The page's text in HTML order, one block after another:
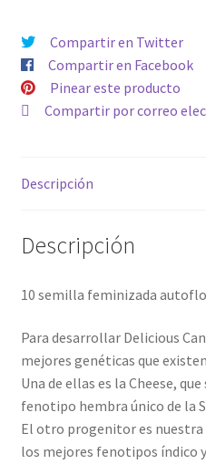
Compartir en Twitter
Compartir en Facebook
Pinear este producto
Compartir por correo
Descripción
Descripción
10 semilla feminizada
Para desarrollar Delicious
mejores genéticas que
Una de ellas es la Cheese,
fenotipo hembra único de la
El otro progenitor es nuestra
los mejores fenotipos índico